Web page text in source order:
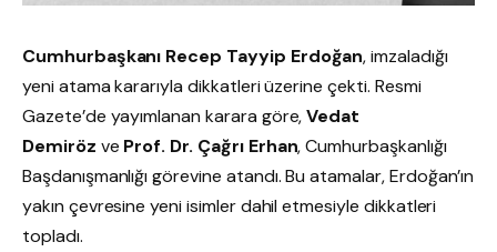
Cumhurbaşkanı Recep Tayyip Erdoğan, imzaladığı
yeni atama kararıyla dikkatleri üzerine çekti. Resmi
Gazete’de yayımlanan karara göre,Vedat
Demiröz ve Prof. Dr. Çağrı Erhan, Cumhurbaşkanlığı
Başdanışmanlığı görevine atandı. Bu atamalar, Erdoğan’ın
yakın çevresine yeni isimler dahil etmesiyle dikkatleri
topladı.